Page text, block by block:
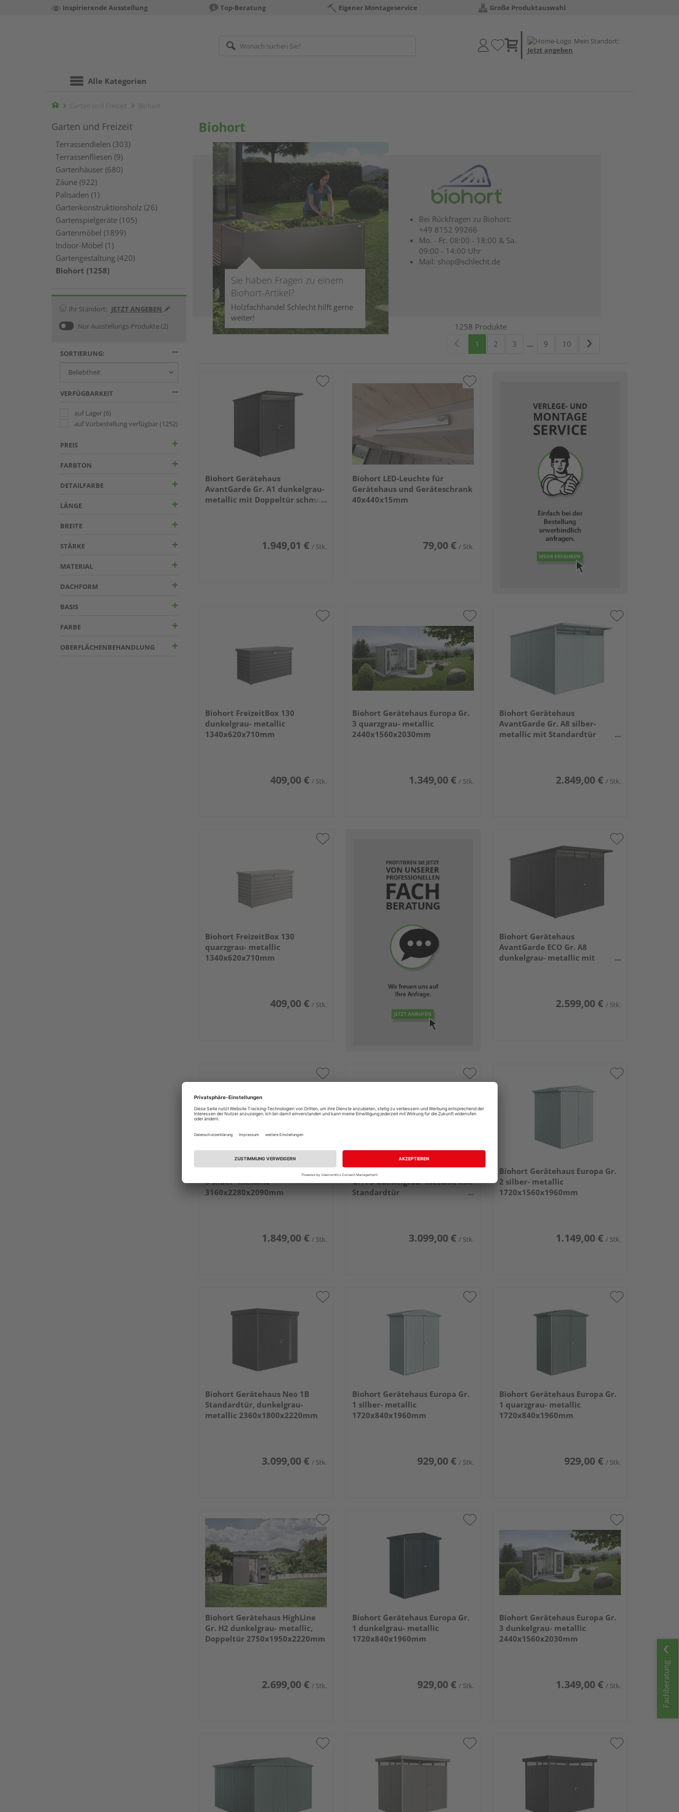
Inspirierende Ausstellung Top-Beratung Eigener Montageservice Große Produktauswahl
Mein Standort:
Jetzt angeben
Alle Kategorien
Home
Garten und Freizeit
Terrassendielen (303)
Terrassenfliesen (9)
Gartenhäuser (680)
Zäune (922)
Palisaden (1)
Gartenkonstruktionsholz (26)
Gartenspielgeräte (105)
Gartenmöbel (1899)
Indoor-Möbel (1)
Gartengestaltung (420)
Biohort (1258)
Ihr Standort: JETZT ANGEBEN
Nur Ausstellungs-Produkte (2)
SORTIERUNG:
VERFÜGBARKEIT
auf Lager(6)
auf Vorbestellung verfügbar(1252)
PREIS
FARBTON
DETAILFARBE
LÄNGE
BREITE
STÄRKE
MATERIAL
DACHFORM
BASIS
FARBE
OBERFLÄCHENBEHANDLUNG
Biohort
Sie haben Fragen zu einem
Biohort-Artikel?
Holzfachhandel Schlecht hilft gerne
weiter!
Bei Rückfragen zu Biohort:
+49 8152 99266
Mo. - Fr. 08:00 - 18:00 & Sa.
09:00 - 14:00 Uhr
Mail: shop@schlecht.de
1258 Produkte
1
2 3 … 9 10
Biohort Gerätehaus
AvantGarde Gr. A1 dunkelgrau-
metallic mit Doppeltür schmal
1.949,01 € / Stk.
Biohort LED-Leuchte für
Gerätehaus und Geräteschrank
40x440x15mm
79,00 € / Stk.
Biohort FreizeitBox 130
dunkelgrau- metallic
1340x620x710mm
409,00 € / Stk.
Biohort Gerätehaus Europa Gr.
3 quarzgrau- metallic
2440x1560x2030mm
1.349,00 € / Stk.
Biohort Gerätehaus
AvantGarde Gr. A8 silber-
metallic mit Standardtür
2.849,00 € / Stk.
Biohort FreizeitBox 130
quarzgrau- metallic
1340x620x710mm
409,00 € / Stk.
Biohort Gerätehaus
AvantGarde ECO Gr. A8
dunkelgrau- metallic mit
2.599,00 € / Stk.
Biohort Gerätehaus Europa Gr.
5 silber- metallic
3160x2280x2090mm
1.849,00 € / Stk.
Biohort Gerätehaus Panorama
Gr. P3 dunkelgrau- metallic mit
Standardtür
3.099,00 € / Stk.
Biohort Gerätehaus Europa Gr.
2 silber- metallic
1720x1560x1960mm
1.149,00 € / Stk.
Biohort Gerätehaus Neo 1B
Standardtür, dunkelgrau-
metallic 2360x1800x2220mm
3.099,00 € / Stk.
Biohort Gerätehaus Europa Gr.
1 silber- metallic
1720x840x1960mm
929,00 € / Stk.
Biohort Gerätehaus Europa Gr.
1 quarzgrau- metallic
1720x840x1960mm
929,00 € / Stk.
Biohort Gerätehaus HighLine
Gr. H2 dunkelgrau- metallic,
Doppeltür 2750x1950x2220mm
2.699,00 € / Stk.
Biohort Gerätehaus Europa Gr.
1 dunkelgrau- metallic
1720x840x1960mm
929,00 € / Stk.
Biohort Gerätehaus Europa Gr.
3 dunkelgrau- metallic
2440x1560x2030mm
1.349,00 € / Stk. Fachberatung